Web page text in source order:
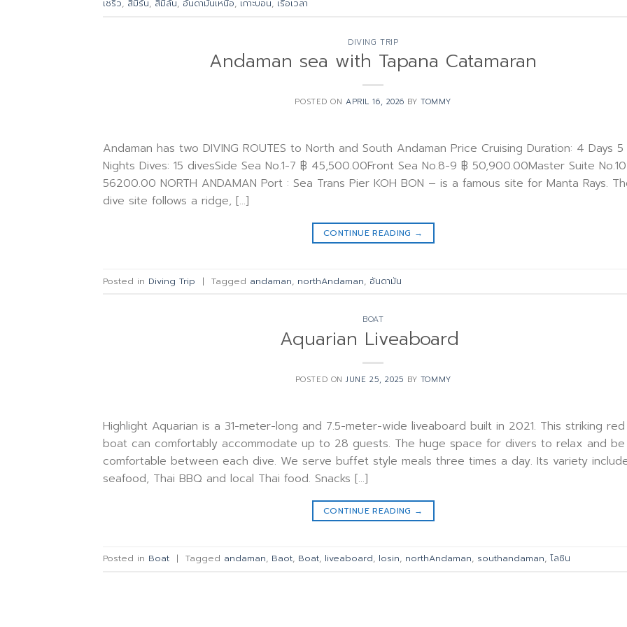
เชริว, สิมิรัน, สิมิลัน, อันดามันเหนือ, เกาะบอน, เรือเวลา
DIVING TRIP
Andaman sea with Tapana Catamaran
POSTED ONAPRIL 16, 2026 BYTOMMY
Andaman has two DIVING ROUTES to North and South Andaman Price Cruising Duration: 4 Days 5
Nights Dives: 15 divesSide Sea No.1-7 ฿ 45,500.00Front Sea No.8-9 ฿ 50,900.00Master Suite
56200.00 NORTH ANDAMAN Port : Sea Trans Pier KOH BON – is a famous site for Manta Rays.
dive site follows a ridge, […]
CONTINUE READING →
Posted in Diving Trip | Tagged andaman, northAndaman, อันดามัน
BOAT
Aquarian Liveaboard
POSTED ONJUNE 25, 2025 BY TOMMY
Highlight Aquarian is a 31-meter-long and 7.5-meter-wide liveaboard built in 2021. This striking red
boat can comfortably accommodate up to 28 guests. The huge space for divers to relax and be
comfortable between each dive. We serve buffet style meals three times a day. Its variety
seafood, Thai BBQ and local Thai food. Snacks […]
CONTINUE READING →
Posted in Boat | Tagged andaman, Baot, Boat, liveaboard, losin, northAndaman, southandaman, โลซิน